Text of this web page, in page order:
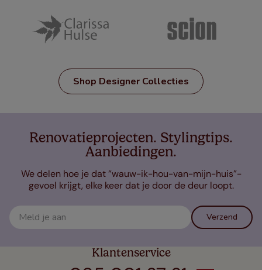
Shop Designer Collecties
Renovatieprojecten. Stylingtips.
Aanbiedingen.
We delen hoe je dat “wauw-ik-hou-van-mijn-huis”-
gevoel krijgt, elke keer dat je door de deur loopt.
Verzend
Klantenservice